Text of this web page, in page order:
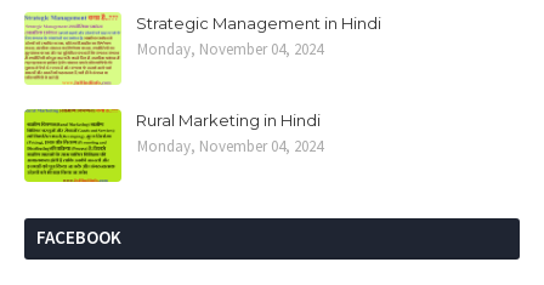
Strategic Management in Hindi
Monday, November 04, 2024
Rural Marketing in Hindi
Monday, November 04, 2024
FACEBOOK